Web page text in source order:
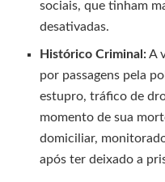
sociais, que tinham
desativadas.
Histórico Criminal:A
por passagens pela
estupro, tráfico de
momento de sua
domiciliar,
após ter deixado a